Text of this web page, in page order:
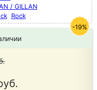
/ GILLAN
Rock
-19%